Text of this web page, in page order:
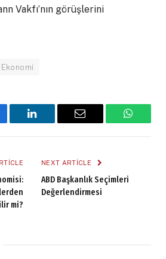
Vakfı’nın görüşlerini
Ekonomi
LinkedIn Email
mi?
NEXT ARTICLE
ABD Başkanlık Seçimleri
Değerlendirmesi